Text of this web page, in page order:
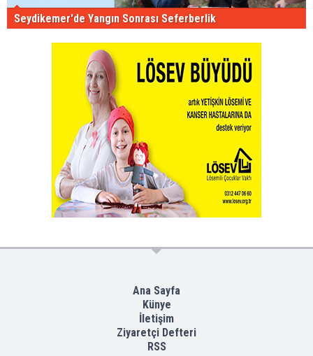
Seydikemer'de Yangın Sonrası Seferberlik
Ana Sayfa
Künye
İletişim
Ziyaretçi Defteri
RSS